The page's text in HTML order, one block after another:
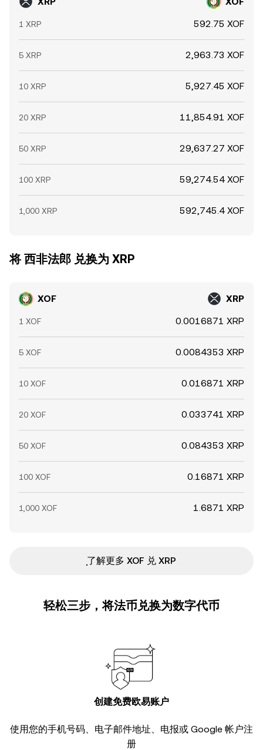
1 XRP 592.75 XOF
5 XRP 2,963.73 XOF
10 XRP 5,927.45 XOF
20 XRP 11,854.91 XOF
50 XRP 29,637.27 XOF
100 XRP 59,274.54 XOF
1,000 XRP 592,745.4 XOF
将 西非法郎 兑换为 XRP
XOF XRP
1 XOF 0.0016871 XRP
5 XOF 0.0084353 XRP
10 XOF 0.016871 XRP
20 XOF 0.033741 XRP
50 XOF 0.084353 XRP
100 XOF 0.16871 XRP
1,000 XOF 1.6871 XRP
ִִִִִִִִִִִִִִִִִִִִִִִִִִִִִִִִִִִִִִִִִִִִִִִ了解更多 XOF 兑 XRP
轻松三步，将法币兑换为数字代币
创建免费欧易账户
使用您的手机号码、电子邮件地址、电报或 Google 帐户注
册